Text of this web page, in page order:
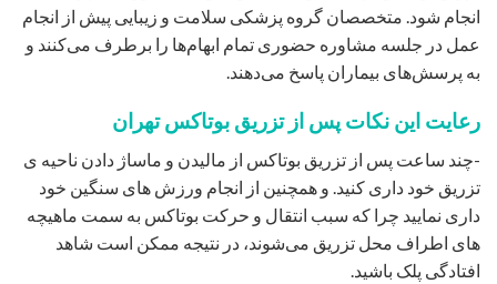
انجام شود. متخصصان گروه پزشکی سلامت و زیبایی پیش از انجام
عمل در جلسه مشاوره حضوری تمام ابهام‌ها را برطرف می‌کنند و
به پرسش‌های بیماران پاسخ می‌دهند.
رعایت این نکات پس از تزریق بوتاکس تهران
-چند ساعت پس از تزریق بوتاکس از مالیدن و ماساژ دادن ناحیه ی
تزریق خود داری کنید. و همچنین از انجام ورزش های سنگین خود
داری نمایید چرا که سبب انتقال و حرکت بوتاکس به سمت ماهیچه
های اطراف محل تزریق می‌شوند، در نتیجه ممکن است شاهد
افتادگی پلک باشید.